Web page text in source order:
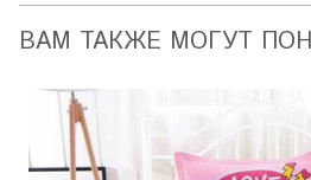
ВАМ ТАКЖЕ МОГУТ